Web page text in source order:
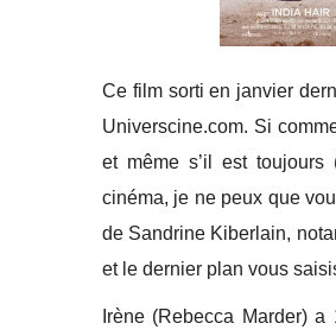
Ce film sorti en janvier
Universcine.com. Si
et même s’il est
cinéma, je ne peux que
de Sandrine Kiberlain,
et le dernier plan vous
Irène (Rebecca Marder)